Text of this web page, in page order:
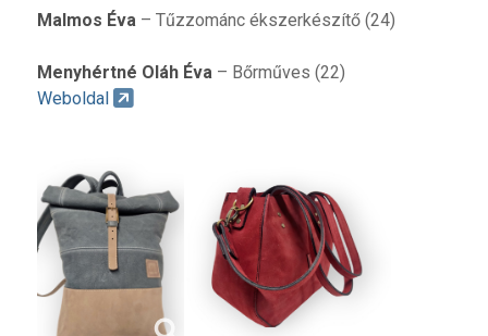
Malmos Éva– Tűzzománc ékszerkészítő (24)
Menyhértné Oláh Éva– Bőrműves (22)
Weboldal